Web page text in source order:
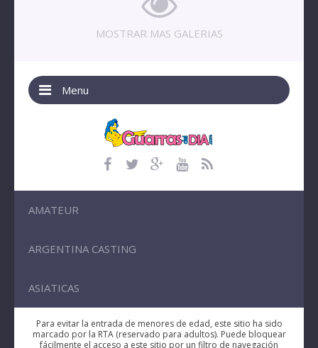
MOSTRAR MAS GALERIAS
Menu
AMATEUR
ARGENTINA CASTING
ASIATICAS
Para evitar la entrada de menores de edad, este sitio ha sido
marcado por la RTA (reservado para adultos). Puede bloquear
fácilmente el acceso a este sitio por un filtro de navegación